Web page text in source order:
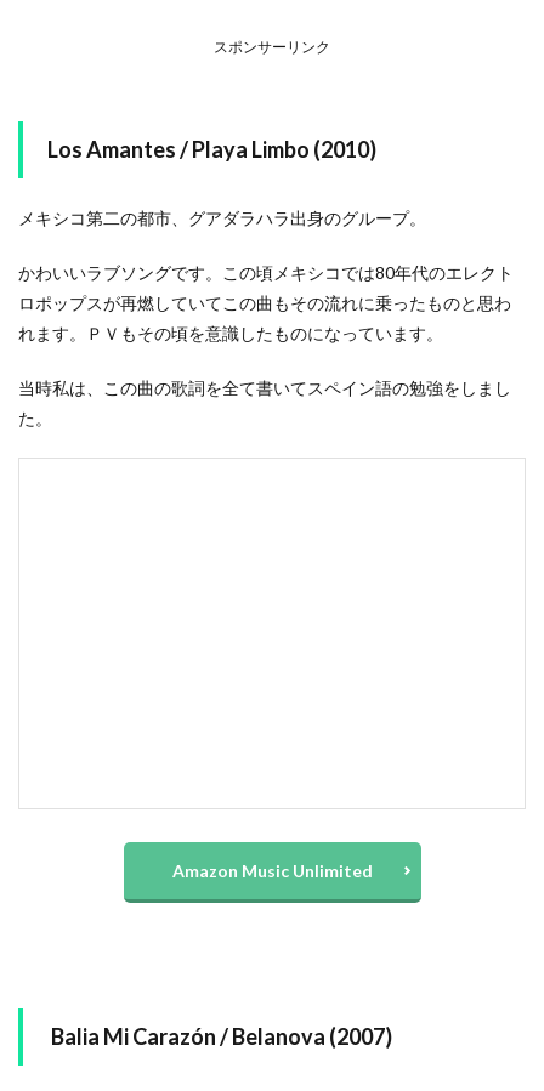
スポンサーリンク
Los Amantes / Playa Limbo (2010)
メキシコ第二の都市、グアダラハラ出身のグループ。
かわいいラブソングです。この頃メキシコでは80年代のエレクト
ロポップスが再燃していてこの曲もその流れに乗ったものと思わ
れます。ＰＶもその頃を意識したものになっています。
当時私は、この曲の歌詞を全て書いてスペイン語の勉強をしまし
た。
Amazon Music Unlimited
Balia Mi Carazón / Belanova (2007)